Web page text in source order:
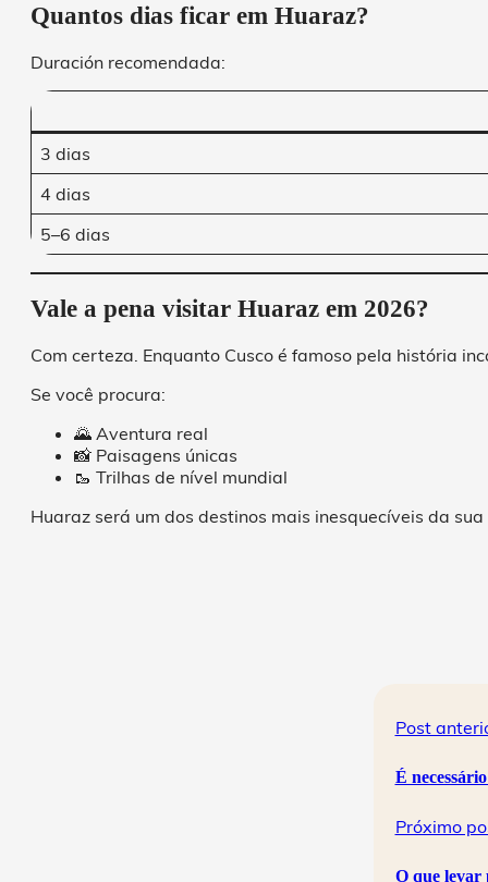
Quantos dias ficar em Huaraz?
Duración recomendada:
3 dias
4 dias
5–6 dias
Vale a pena visitar Huaraz em 2026?
Com certeza. Enquanto Cusco é famoso pela história
Se você procura:
🌄 Aventura real
📸 Paisagens únicas
🥾 Trilhas de nível mundial
Huaraz será um dos destinos mais inesquecíveis da
Post
É
Próximo
O que levar